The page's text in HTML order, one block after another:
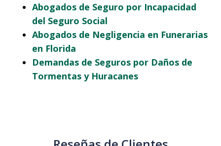
Abogados de Seguro por Incapacidad
del Seguro Social
Abogados de Negligencia en Funerarias
en Florida
Demandas de Seguros por Daños de
Tormentas y Huracanes